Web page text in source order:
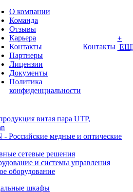
О компании
Команда
Отзывы
Карьера
Контакты
Партнеры
Лицензии
Документы
Политика
конфиденциальности
Контакты
+
витая пара UTP,
медные и оптические
сетевые решения
и системы управления
оборудование